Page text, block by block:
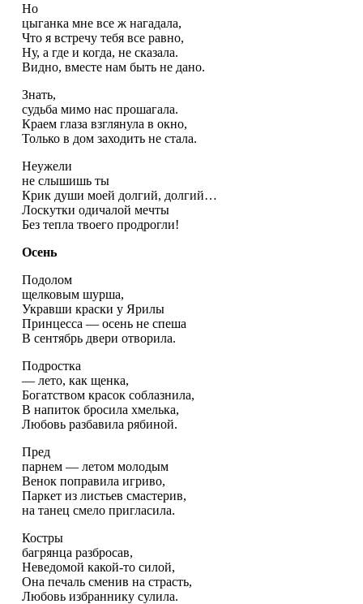
Но
цыганка мне все ж нагадала,
Что я встречу тебя все равно,
Ну, а где и когда, не сказала.
Видно, вместе нам быть не дано.
Знать,
судьба мимо нас прошагала.
Краем глаза взглянула в окно,
Только в дом заходить не стала.
Неужели
не слышишь ты
Крик души моей долгий, долгий…
Лоскутки одичалой мечты
Без тепла твоего продрогли!
Осень
Подолом
щелковым шурша,
Укравши краски у Ярилы
Принцесса — осень не спеша
В сентябрь двери отворила.
Подростка
— лето, как щенка,
Богатством красок соблазнила,
В напиток бросила хмелька,
Любовь разбавила рябиной.
Пред
парнем — летом молодым
Венок поправила игриво,
Паркет из листьев смастерив,
на танец смело пригласила.
Костры
багрянца разбросав,
Неведомой какой-то силой,
Она печаль сменив на страсть,
Любовь избраннику сулила.